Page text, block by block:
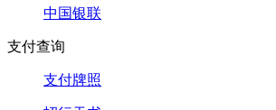
中国银联
支付查询
支付牌照